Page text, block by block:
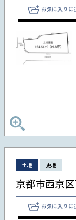
お気に入りに
土地 更地
京都市西京
お気に入りに